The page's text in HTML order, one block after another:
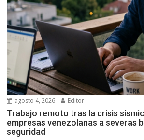
agosto 4, 2026 Editor
Trabajo remoto tras la crisis
empresas venezolanas a severas
seguridad